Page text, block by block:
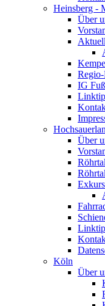
Heinsberg -
Über
IG
Über
Köln
Über